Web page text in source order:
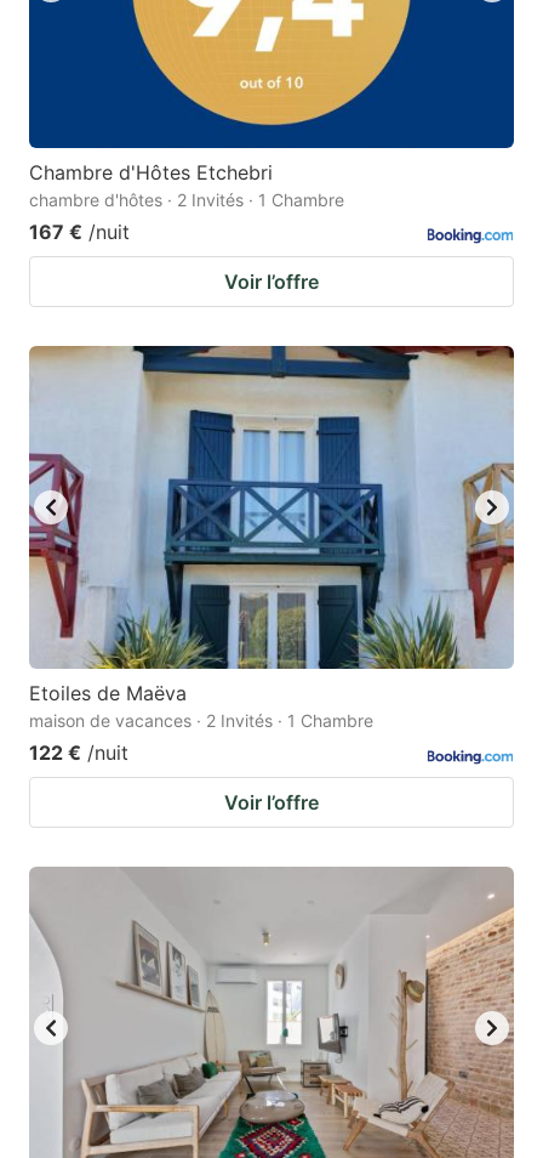
Chambre d'Hôtes Etchebri
chambre d'hôtes · 2 Invités · 1 Chambre
167 € /nuit
Voir l’offre
Etoiles de Maëva
maison de vacances · 2 Invités · 1 Chambre
122 € /nuit
Voir l’offre